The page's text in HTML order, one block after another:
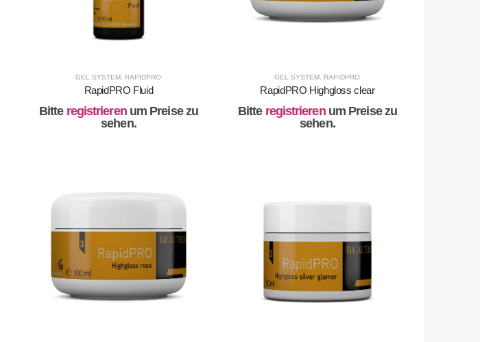
GEL SYSTEM RAPIDPRO
RapidPRO Fluid
Bitte registrieren um Preise zu
sehen.
GEL SYSTEM RAPIDPRO
RapidPRO Highgloss clear
Bitte registrieren um Preise zu
sehen.